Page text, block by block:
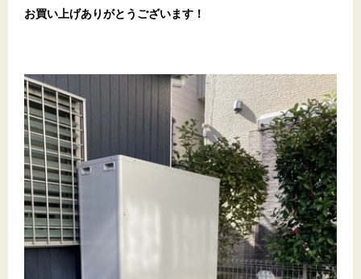
お買い上げありがとうございます！